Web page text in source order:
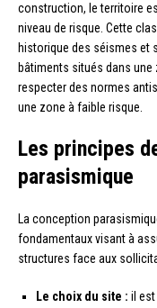
construction, le territoire
niveau de risque. Cette
historique des séismes et
bâtiments situés dans
respecter des normes
une zone à faible risque.
Les principes
parasismique
La conception
fondamentaux visant à
structures face aux
Le choix du site : il est